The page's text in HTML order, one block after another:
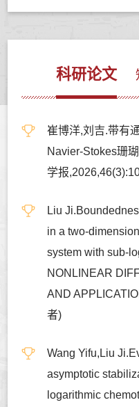
科研论文
崔博洋,刘吉.带有
Navier-Stokes珊
学报
Liu
in a two-
system with sub-
NONLINEAR
AND
者)
Wang Yifu,Liu
asymptotic
logarithmic